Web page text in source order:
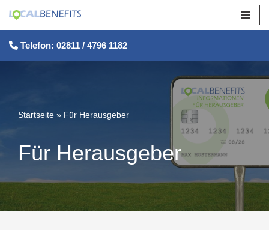
Zum
Inhalt
springen
Telefon: 02811 / 4796 1182
Startseite » Für Herausgeber
Für Herausgeber